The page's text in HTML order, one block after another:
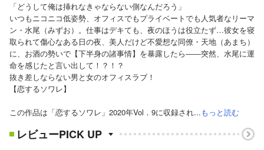
「どうして俺は挿れなきゃならない側なんだろう」
いつもニコニコ低姿勢、オフィスでもプライベートでも人気者なリーマ
ン・水尾（みずお）。仕事はデキても、夜のほうは役立たず…彼女を寝
取られて傷心なある日の夜、美人だけど不愛想な同僚・天地（あまち）
に、お酒の勢いで【下半身の諸事情】を暴露したら――突然、水尾に運
命を感じたと言い出して！？！？
抜き差しならない男と女のオフィスラブ！
【恋するソワレ】
この作品は「恋するソワレ」2020年Vol．9に収録され...もっと読む
レビューPICK UP